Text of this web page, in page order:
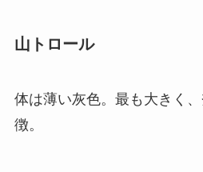
山トロール
体は薄い灰色。最も大きく
徴。